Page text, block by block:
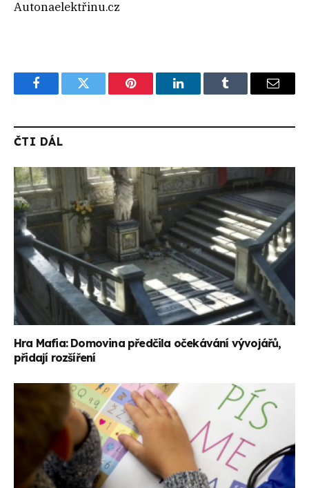
Autonaelektřinu.cz
FacebookTwitter Pinterest LinkedInTumblr Email
ČTI DÁL
Hra Mafia: Domovina předčila očekávání vývojářů,
přidají rozšíření